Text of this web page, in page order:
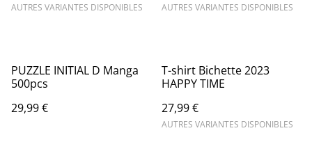
AUTRES VARIANTES DISPONIBLES AUTRES VARIANTES DISPONIBLES
PUZZLE INITIAL D Manga
500pcs
29,99 €
T-shirt Bichette 2023
HAPPY TIME
27,99 €
AUTRES VARIANTES DISPONIBLES